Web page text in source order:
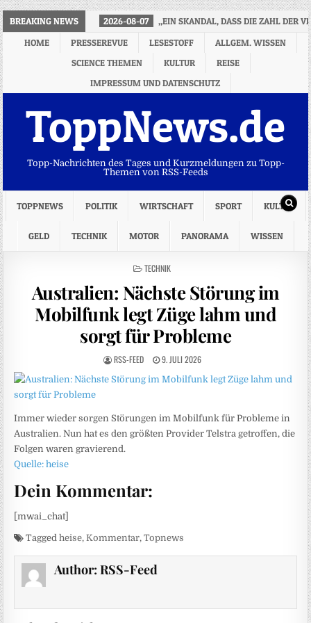
BREAKING NEWS 2026-08-07
„EIN SKANDAL, DASS DIE ZAHL DER
HOME
PRESSEREVUE LESESTOFF
ALLGEM. WISSEN
SCIENCE THEMEN
KULTUR
REISE
IMPRESSUM UND DATENSCHUTZ
ToppNews.de
Topp-Nachrichten des Tages und Kurzmeldungen zu Topp-
Themen von RSS-Feeds
TOPPNEWS POLITIK WIRTSCHAFT SPORT KULTUR
GELD TECHNIK MOTOR PANORAMA WISSEN
POSTED
TECHNIK
Australien: Nächste Störung im
Mobilfunk legt Züge lahm und
sorgt für Probleme
RSS-FEED 9. JULI 2026
Immer wieder sorgen Störungen im Mobilfunk für Probleme in
Australien. Nun hat es den größten Provider Telstra getroffen, die
Folgen waren gravierend.
Quelle: heise
Dein Kommentar:
[mwai_chat]
Taggedheise,Kommentar,Topnews
Author: RSS-Feed